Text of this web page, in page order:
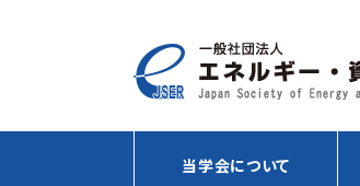
当学会について